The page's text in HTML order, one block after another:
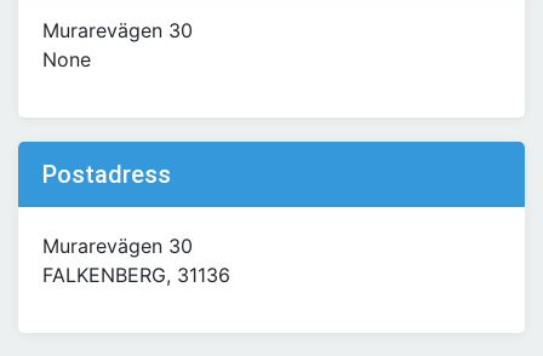
Murarevägen 30
None
Postadress
Murarevägen 30
FALKENBERG, 31136